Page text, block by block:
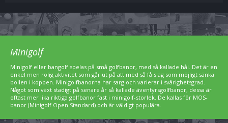
Minigolf
Minigolf eller bangolf spelas på små golfbanor, med så kallade hål. Det är en
enkel men rolig aktivitet som går ut på att med så få slag som möjligt sänka
bollen i koppen. Minigolfbanorna har sarg och varierar i svårighetsgrad.
Något som växt stadigt på senare år så kallade äventyrsgolfbanor, dessa är
oftast mer lika riktiga golfbanor fast i minigolf-storlek. De kallas för MOS-
banor (Minigolf Open Standard) och är väldigt populära.